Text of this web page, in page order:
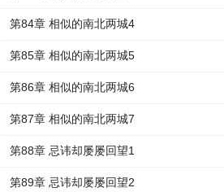
第84章 相似的南北两城4
第85章 相似的南北两城5
第86章 相似的南北两城6
第87章 相似的南北两城7
第88章 忌讳却屡屡回望1
第89章 忌讳却屡屡回望2